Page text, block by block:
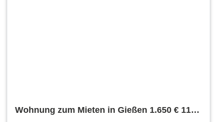
Wohnung zum Mieten in Gießen 1.650 € 119